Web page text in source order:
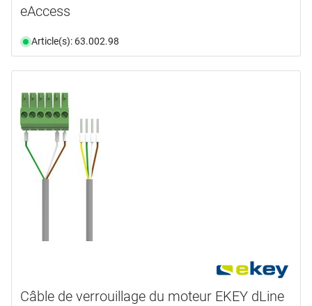
eAccess
Article(s): 63.002.98
Câble de verrouillage du moteur EKEY dLine